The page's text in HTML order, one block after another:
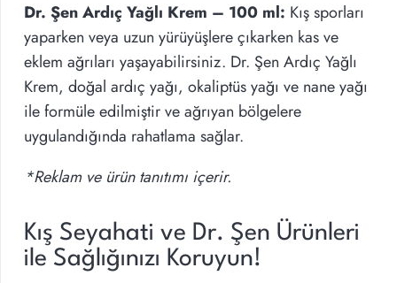
Dr. Şen Ardıç Yağlı Krem – 100 ml: Kış sporları
yaparken veya uzun yürüyüşlere çıkarken kas ve
eklem ağrıları yaşayabilirsiniz. Dr. Şen Ardıç Yağlı
Krem, doğal ardıç yağı, okaliptüs yağı ve nane yağı
ile formüle edilmiştir ve ağrıyan bölgelere
uygulandığında rahatlama sağlar.
*Reklam ve ürün tanıtımı içerir.
Kış Seyahati ve Dr. Şen Ürünleri
ile Sağlığınızı Koruyun!